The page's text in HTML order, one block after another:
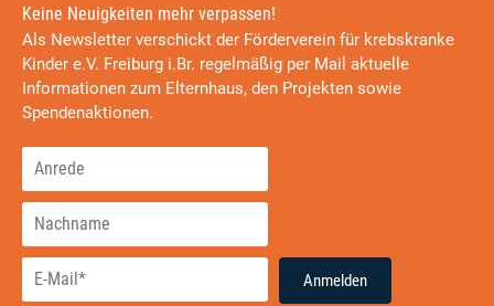
Keine Neuigkeiten mehr verpassen!
Als Newsletter verschickt der Förderverein für krebskranke
Kinder e.V. Freiburg i.Br. regelmäßig per Mail aktuelle
Informationen zum Elternhaus, den Projekten sowie
Spendenaktionen.
Anmelden